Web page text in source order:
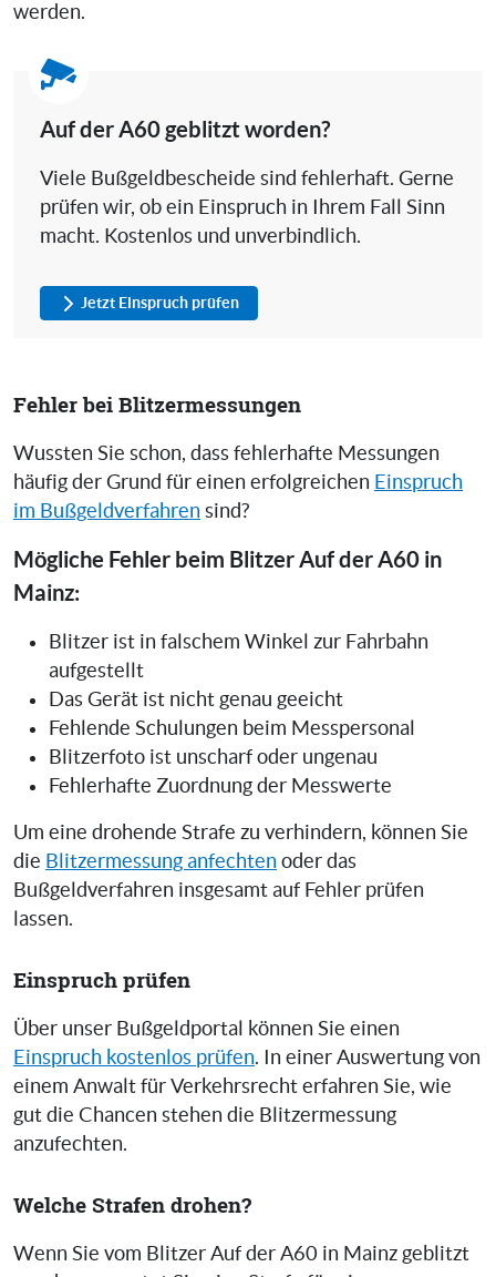
werden.
Auf der A60 geblitzt worden?
Viele Bußgeldbescheide sind fehlerhaft. Gerne
prüfen wir, ob ein Einspruch in Ihrem Fall Sinn
macht. Kostenlos und unverbindlich.
Jetzt Einspruch prüfen
Fehler bei Blitzermessungen
Wussten Sie schon, dass fehlerhafte Messungen
häufig der Grund für einen erfolgreichen Einspruch
im Bußgeldverfahren sind?
Mögliche Fehler beim Blitzer Auf der A60 in
Mainz:
Blitzer ist in falschem Winkel zur Fahrbahn
aufgestellt
Das Gerät ist nicht genau geeicht
Fehlende Schulungen beim Messpersonal
Blitzerfoto ist unscharf oder ungenau
Fehlerhafte Zuordnung der Messwerte
Um eine drohende Strafe zu verhindern, können Sie
die Blitzermessung anfechten oder das
Bußgeldverfahren insgesamt auf Fehler prüfen
lassen.
Einspruch prüfen
Über unser Bußgeldportal können Sie einen
Einspruch kostenlos prüfen. In einer Auswertung von
einem Anwalt für Verkehrsrecht erfahren Sie, wie
gut die Chancen stehen die Blitzermessung
anzufechten.
Welche Strafen drohen?
Wenn Sie vom Blitzer Auf der A60 in Mainz geblitzt